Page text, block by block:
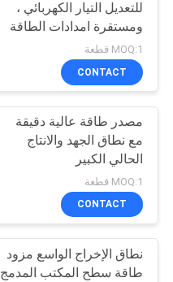
للتعديل التيار الكهربائي ،
ومستقرة امدادات الطاقة
عالية الجهد
MOQ:1 قطعة
CONTACT
مصدر طاقة عالية دقيقة
مع نطاق الجهد والانتاج
الحالي الكبير
MOQ:1 قطعة
CONTACT
نطاق الإخراج الواسع مزود
طاقة سطح المكتب المدمج